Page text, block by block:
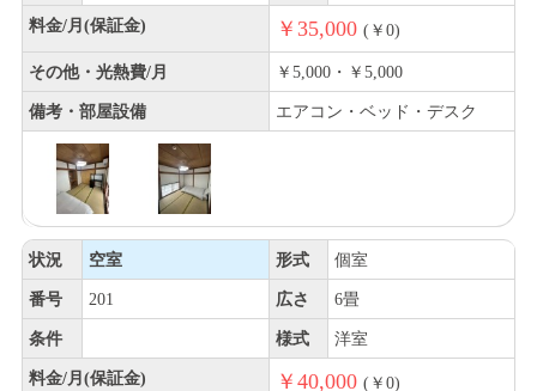
料金/月(保証金) ￥35,000 (￥0)
その他・光熱費/月 ￥5,000・￥5,000
備考・部屋設備 エアコン・ベッド・デスク
状況 空室 形式 個室
番号 201 広さ 6畳
条件 様式 洋室
料金/月(保証金) ￥40,000 (￥0)